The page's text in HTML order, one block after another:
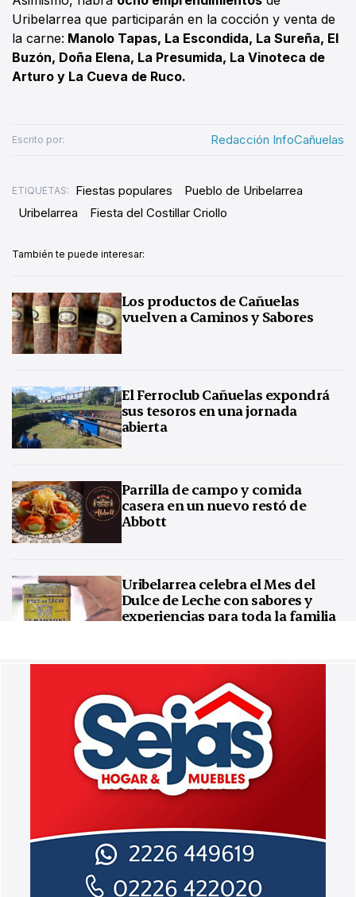
Uribelarrea que participarán en la cocción y venta de
la carne: Manolo Tapas, La Escondida, La Sureña, El
Buzón, Doña Elena, La Presumida, La Vinoteca de
Arturo y La Cueva de Ruco.
Escrito por: Redacción InfoCañuelas
ETIQUETAS: Fiestas populares
Pueblo de Uribelarrea
Uribelarrea
Fiesta del Costillar Criollo
También te puede interesar:
Los productos de Cañuelas
vuelven a Caminos y Sabores
El Ferroclub Cañuelas expondrá
sus tesoros en una jornada
abierta
Parrilla de campo y comida
casera en un nuevo restó de
Abbott
Uribelarrea celebra el Mes del
Dulce de Leche con sabores y
experiencias para toda la familia